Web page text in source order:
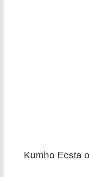
Kumho Ecsta